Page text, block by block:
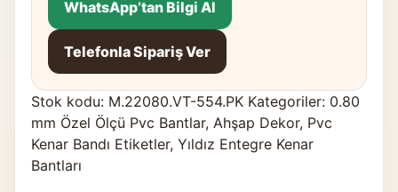
WhatsApp’tan Bilgi Al
Telefonla Sipariş Ver
Stok kodu: M.22080.VT-554.PK Kategoriler: 0.80
mm Özel Ölçü Pvc Bantlar, Ahşap Dekor, Pvc
Kenar Bandı Etiketler, Yıldız Entegre Kenar
Bantları